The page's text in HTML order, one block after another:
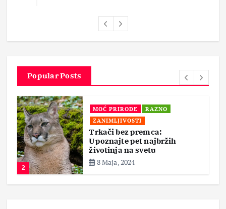
Popular Posts
2
MOĆ PRIRODE
RAZNO
ZANIMLJIVOSTI
Trkači bez premca:
Upoznajte pet najbržih
životinja na svetu
8 Maja, 2024